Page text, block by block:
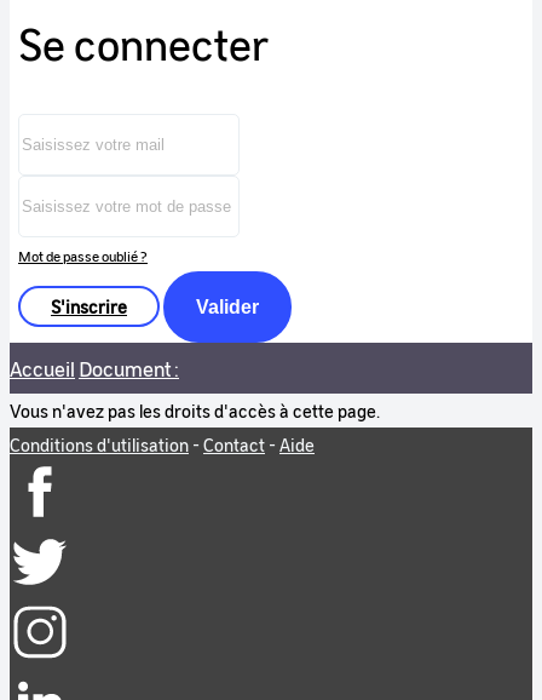
Se connecter
Mot de passe oublié ?
S'inscrire Valider
Accueil Document :
Vous n'avez pas les droits d'accès à cette page.
Conditions d'utilisation - Contact - Aide